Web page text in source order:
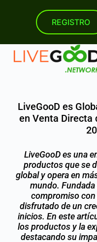
t
REGISTRO
LiveGooD es
en Venta Directa
LiveGooD es una
productos que se
global y opera en
mundo.
compromiso con
disfrutado de un
inicios. En este
los productos y la
destacando su